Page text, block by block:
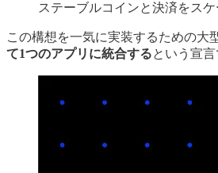
ステーブルコインと決済をス
この構想を一気に実装するための大
て1つのアプリに統合するという宣言